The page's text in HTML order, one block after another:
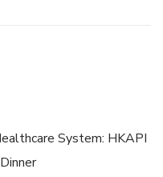
System: HKAPI